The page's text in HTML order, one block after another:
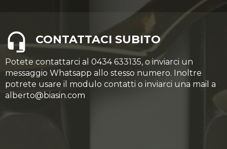
CONTATTACI SUBITO
Potete contattarci al 0434 633135, o inviarci un
messaggio Whatsapp allo stesso numero. Inoltre
potrete usare il modulo contatti o inviarci una mail a
alberto@biasin.com